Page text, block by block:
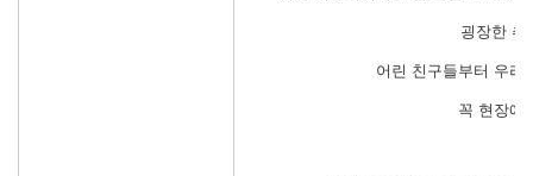
굉장한 추
어린 친구들부터 우리
꼭 현장에